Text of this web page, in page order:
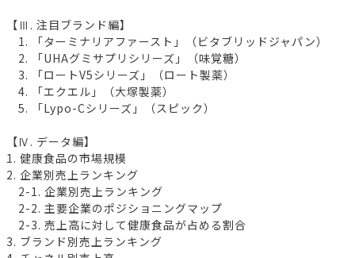
【Ⅲ. 注目ブランド編】
1. 「ターミナリアファースト」（ビタブリッドジャパン）
2. 「UHAグミサプリシリーズ」（味覚糖）
3. 「ロートV5シリーズ」（ロート製薬）
4. 「エクエル」（大塚製薬）
5. 「Lypo-Cシリーズ」（スピック）
【Ⅳ. データ編】
1. 健康食品の市場規模
2. 企業別売上ランキング
2-1. 企業別売上ランキング
2-2. 主要企業のポジショニングマップ
2-3. 売上高に対して健康食品が占める割合
3. ブランド別売上ランキング